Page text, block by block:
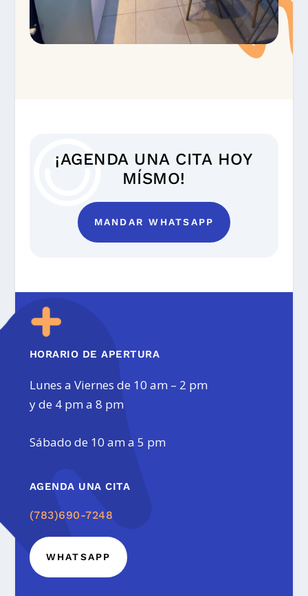
¡AGENDA UNA CITA HOY
MÍSMO!
MANDAR WHATSAPP
HORARIO DE APERTURA
Lunes a Viernes de 10 am – 2 pm
y de 4 pm a 8 pm
Sábado de 10 am a 5 pm
AGENDA UNA CITA
(783)690-7248
WHATSAPP